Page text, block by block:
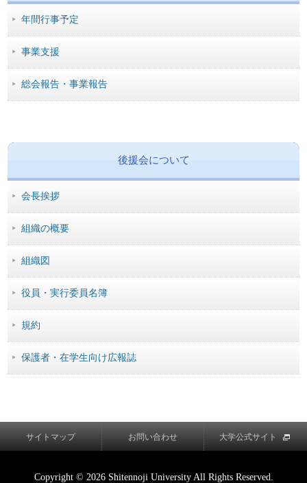
年間行事予定
事業支援
総会報告・事業報告
後援会について
会長挨拶
組織の概要
組織図
役員・実行委員名簿
規約
保護者・在学生向け広報誌
サイトマップ お問い合わせ 大学公式サイト
Copyright © 2026 Shitennoji University All Rights Reserved.